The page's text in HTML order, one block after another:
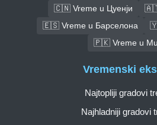
🇨🇳 Vreme u Цуенји
🇦🇹
🇪🇸 Vreme u Барселона
🇵🇰 Vreme u
Vremenski
Najtopliji gradovi
Najhladniji gradovi